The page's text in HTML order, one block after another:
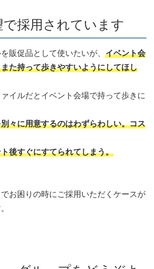
で採用されています
販促品として使いたいが、 イベント会
た持って歩きやすいようにしてほし
ァイルだとイベント会場で持って歩きに
々に用意するのはわずらわしい。コス
後すぐにすてられてしまう。
でお困りの時にご採用いただくケースが